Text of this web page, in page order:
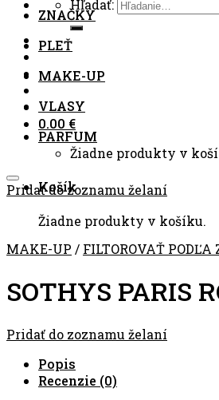
Hľadať:
0.00 €
Žiadne produkty v
Košík
Žiadne produkty v košíku.
ZNAČKY
PLEŤ
MAKE-UP
VLASY
PARFUM
Pridať do zoznamu želaní
MAKE-UP / FILTOROVAŤ PODĽA
SOTHYS PARIS
Pridať do zoznamu želaní
Popis
Recenzie (0)